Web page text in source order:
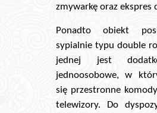
zmywarkę oraz ekspres
Ponadto obiekt
sypialnie typu double
jednej jest
jednoosobowe, w
się przestronne
telewizory. Do